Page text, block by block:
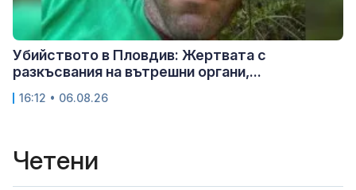
Убийството в Пловдив: Жертвата с
разкъсвания на вътрешни органи,...
16:12 • 06.08.26
Четени